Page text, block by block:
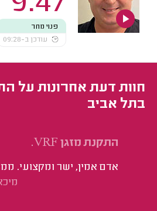
פנוי מחר
עודכן ב-09:28
בתל אביב
התקנת מזגן VRF.
אדם אמין, ישר ומקצועי.